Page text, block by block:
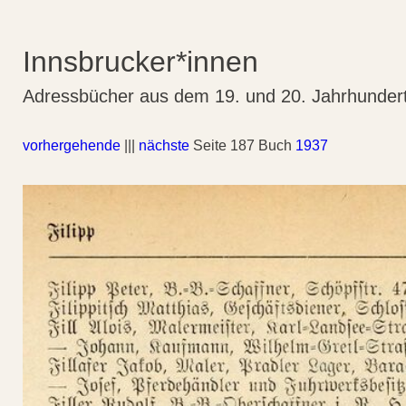
Innsbrucker*innen
Adressbücher aus dem 19. und 20.
vorhergehende nächste Seite 187 Buch 1937